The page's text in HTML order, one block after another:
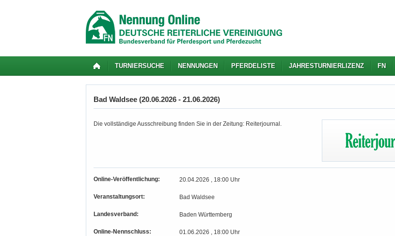
TURNIERSUCHE NENNUNGEN PFERDELISTE JAHRESTURNIERLIZENZ FN
Bad Waldsee (20.06.2026 - 21.06.2026)
Die vollständige Ausschreibung finden Sie in der Zeitung: Reiterjournal.
Online-Veröffentlichung: 20.04.2026 , 18:00 Uhr
Veranstaltungsort: Bad Waldsee
Landesverband: Baden Württemberg
Online-Nennschluss: 01.06.2026 , 18:00 Uhr